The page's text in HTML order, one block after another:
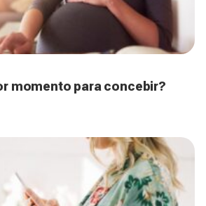
momento para concebir?